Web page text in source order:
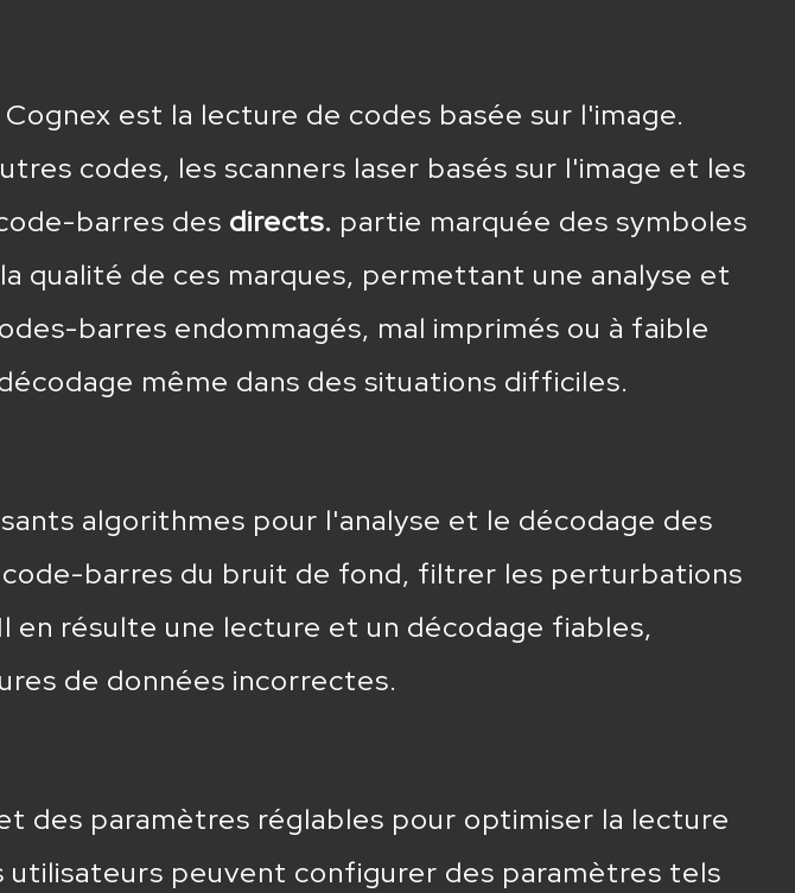
est la lecture de codes basée sur l'image.
codes, les scanners laser basés sur l'image et les
barres des directs. partie marquée des symboles
qualité de ces marques, permettant une analyse et
barres endommagés, mal imprimés ou à faible
même dans des situations difficiles.
algorithmes pour l'analyse et le décodage des
barres du bruit de fond, filtrer les perturbations
en résulte une lecture et un décodage fiables,
de données incorrectes.
des paramètres réglables pour optimiser la lecture
peuvent configurer des paramètres tels